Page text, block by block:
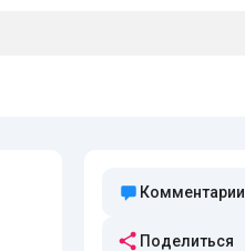
Комментарии
Поделиться